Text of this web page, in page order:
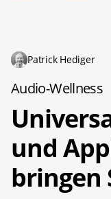
Patrick Hediger
Audio-Wellness
und
bringen